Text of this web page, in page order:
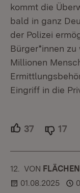
kommt die
bald in ganz
der Polizei
Bürger*innen zu
Millionen
Eingriff in die
37 17
12. KOMMENTAR
VON :
01.08.2025